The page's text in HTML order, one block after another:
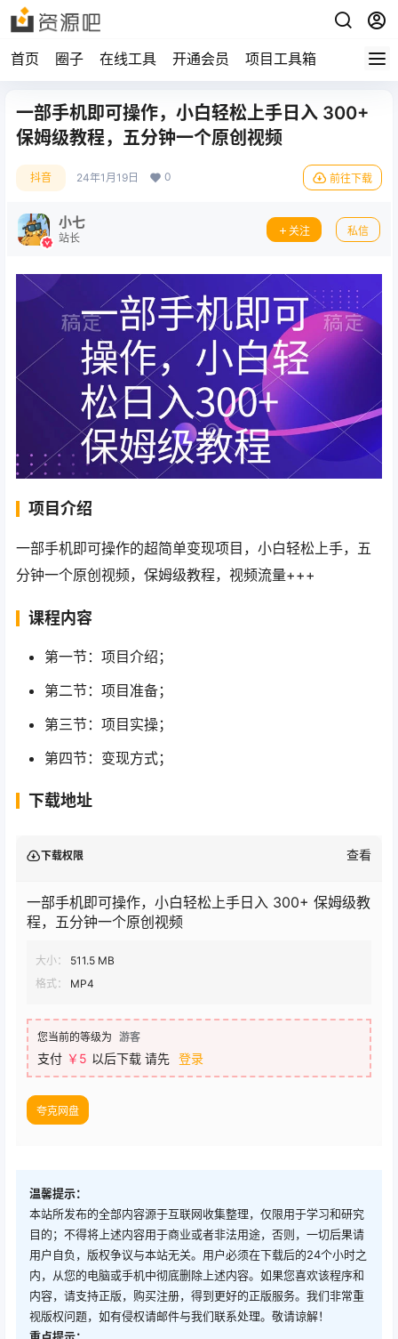
首页 圈子 在线工具 开通会员 项目工具箱
一部手机即可操作，小白轻松上手日入 300+
保姆级教程，五分钟一个原创视频
抖音 24年1月19日 0 前往下载
小七
站长
关注 私信
项目介绍
一部手机即可操作的超简单变现项目，小白轻松上手，五
分钟一个原创视频，保姆级教程，视频流量+++
课程内容
第一节：项目介绍；
第二节：项目准备；
第三节：项目实操；
第四节：变现方式；
下载地址
下载权限 查看
一部手机即可操作，小白轻松上手日入 300+ 保姆级教
程，五分钟一个原创视频
大小：
511.5 MB
格式：
MP4
您当前的等级为 游客
支付 ￥ 5 以后下载 请先 登录
夸克网盘
温馨提示：
本站所发布的全部内容源于互联网收集整理，仅限用于学习和研究
目的；不得将上述内容用于商业或者非法用途，否则，一切后果请
用户自负，版权争议与本站无关。用户必须在下载后的24个小时之
内，从您的电脑或手机中彻底删除上述内容。如果您喜欢该程序和
内容，请支持正版，购买注册，得到更好的正版服务。我们非常重
视版权问题，如有侵权请邮件与我们联系处理。敬请谅解！
重点提示：